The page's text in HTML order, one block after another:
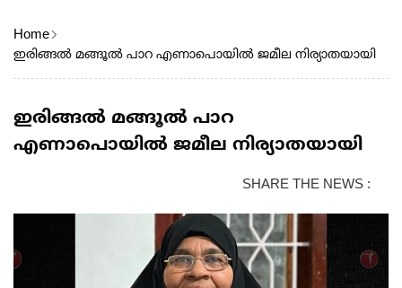
Home
ഇരിങ്ങൽ മങ്ങൂൽ പാറ എണാപൊയിൽ ജമീല നിര്യാതയായി
ഇരിങ്ങൽ മങ്ങൂൽ പാറ
എണാപൊയിൽ ജമീല നിര്യാതയായി
SHARE THE NEWS :